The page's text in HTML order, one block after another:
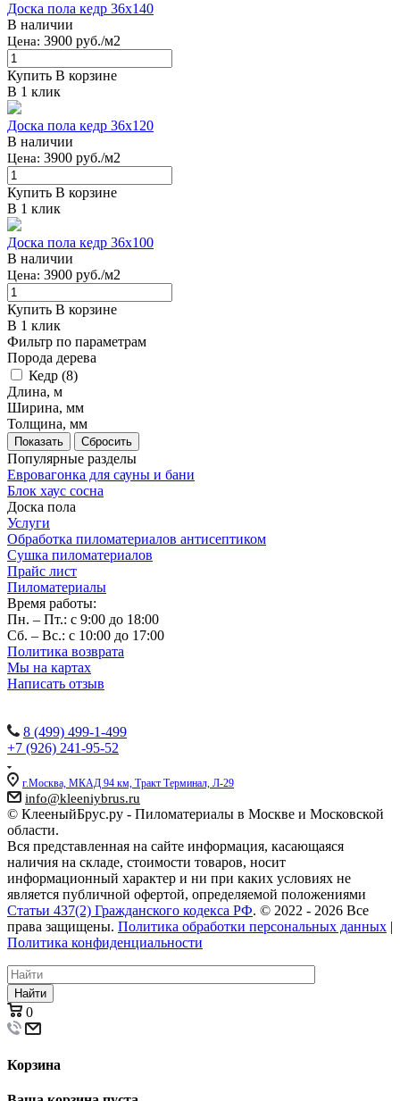
Доска пола кедр 36x140
В наличии
Цена: 3900 руб./м2
Купить В корзине
В 1 клик
Доска пола кедр 36x120
В наличии
Цена: 3900 руб./м2
Купить В корзине
В 1 клик
Доска пола кедр 36x100
В наличии
Цена: 3900 руб./м2
Купить В корзине
В 1 клик
Фильтр по параметрам
Порода дерева
Кедр (8)
Длина, м
Ширина, мм
Толщина, мм
Сбросить
Популярные разделы
Евровагонка для сауны и бани
Блок хаус сосна
Доска пола
Услуги
Обработка пиломатериалов антисептиком
Сушка пиломатериалов
Прайс лист
Пиломатериалы
Время работы:
Пн. – Пт.: с 9:00 до 18:00
Сб. – Вс.: с 10:00 до 17:00
Политика возврата
Мы на картах
Написать отзыв
8 (499) 499-1-499
+7 (926) 241-95-52
г.Москва, МКАД 94 км, Тракт Терминал, Л-29
info@kleeniybrus.ru
© КлееныйБрус.ру - Пиломатериалы в Москве и Московской
области.
Вся представленная на сайте информация, касающаяся
наличия на складе, стоимости товаров, носит
информационный характер и ни при каких условиях не
является публичной офертой, определяемой положениями
Статьи 437(2) Гражданского кодекса РФ. © 2022 - 2026 Все
права защищены. Политика обработки персональных данных |
Политика конфиденциальности
Найти
0
Корзина